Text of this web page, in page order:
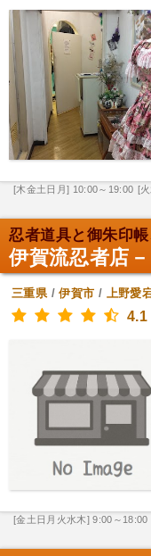
[木金土日月] 10:00～19:00 [
忍者道具と御朱印
伊賀流忍者店
三重県/伊賀市 / 上野愛
4.1
[金土日月火水木] 9:00～18:00